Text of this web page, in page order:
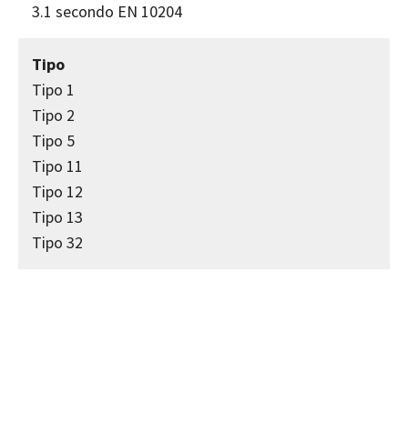
3.1 secondo EN 10204
Tipo
Tipo 1
Tipo 2
Tipo 5
Tipo 11
Tipo 12
Tipo 13
Tipo 32